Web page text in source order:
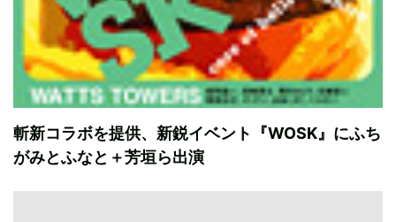
斬新コラボを提供、新鋭イベント『WOSK』にふち
がみとふなと＋芳垣ら出演